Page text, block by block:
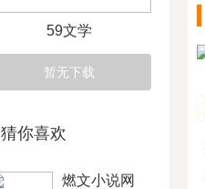
59文学
暂无下载
猜你喜欢
燃文小说网